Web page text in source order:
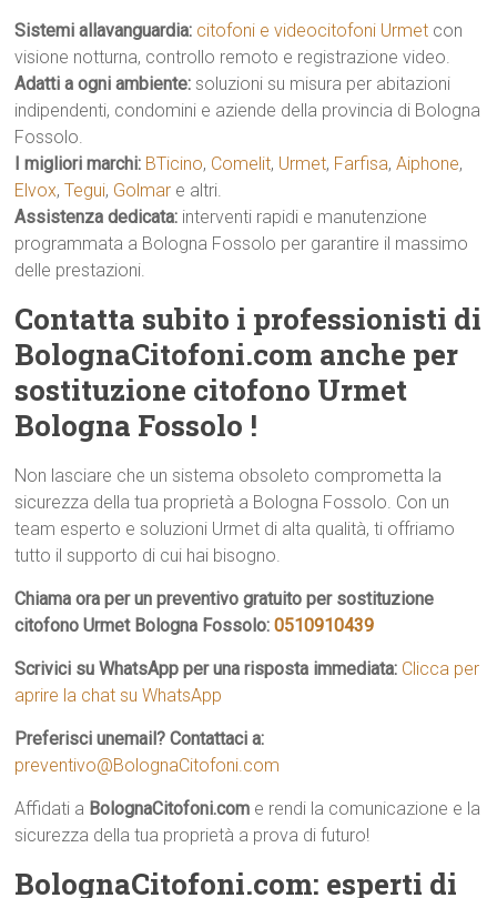
Sistemi allavanguardia: citofoni e videocitofoni Urmet con
visione notturna, controllo remoto e registrazione video.
Adatti a ogni ambiente: soluzioni su misura per abitazioni
indipendenti, condomini e aziende della provincia di Bologna
Fossolo.
I migliori marchi: BTicino, Comelit, Urmet, Farfisa,Aiphone,
Elvox,Tegui, Golmar e altri.
Assistenza dedicata: interventi rapidi e manutenzione
programmata a Bologna Fossolo per garantire il massimo
delle prestazioni.
Contatta subito i professionisti di
BolognaCitofoni.com anche per
sostituzione citofono Urmet
Bologna Fossolo !
Non lasciare che un sistema obsoleto comprometta la
sicurezza della tua proprietà a Bologna Fossolo. Con un
team esperto e soluzioni Urmet di alta qualità, ti offriamo
tutto il supporto di cui hai bisogno.
Chiama ora per un preventivo gratuito per sostituzione
citofono Urmet Bologna Fossolo:0510910439
Scrivici su WhatsApp per una risposta immediata: Clicca per
aprire la chat su WhatsApp
Preferisci unemail? Contattaci a:
preventivo@BolognaCitofoni.com
Affidati a BolognaCitofoni.com e rendi la comunicazione e la
sicurezza della tua proprietà a prova di futuro!
BolognaCitofoni.com: esperti di